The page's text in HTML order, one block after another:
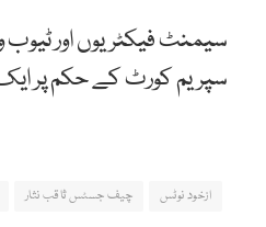
سیمنٹ فیکٹریوں اور
سپریم کورٹ کے حکم پر ایک
ازخود نوٹس چیف جسٹس ثاقب نثار